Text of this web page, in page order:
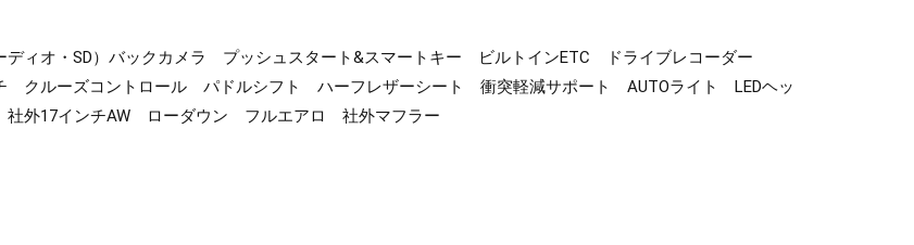
ディオ・SD）バックカメラ プッシュスタート&スマートキー ビルトインETC ドライブレコーダー
クルーズコントロール パドルシフト ハーフレザーシート 衝突軽減サポート AUTOライト LEDヘッ
外17インチAW ローダウン フルエアロ 社外マフラー